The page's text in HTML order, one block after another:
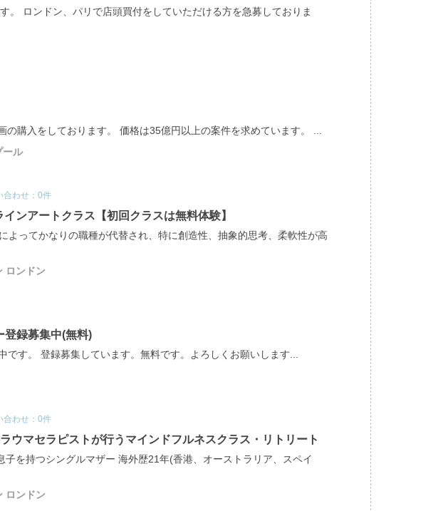
。 ロンドン、パリで店頭買付をしていただける方を急募しておりま
購入をしております。 価格は35億円以上の案件を求めています。 ...
ール
合わせ：0件
ンアートクラス【初回クラスは無料体験】
よってかなりの職種が代替され、特に創造性、抽象的思考、柔軟性が高
ロンドン
登録募集中(無料)
す。 登録募集しています。無料です。よろしくお願いします...
合わせ：0件
ウマセラピストが行うマインドフルネスクラス・リトリート
を持つシングルマザー 海外歴21年(香港、オーストラリア、スペイ
ロンドン